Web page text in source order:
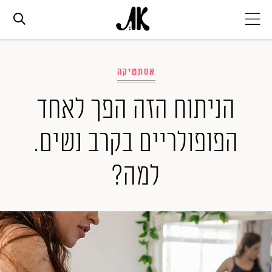
אופנה
ביוטי
סלבס
ערוצים נוספים
המגזין
אסתטיקה
הניתוח הזה הפך לאחד
הפופולריים בקרב נשים.
למה?